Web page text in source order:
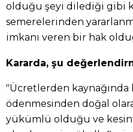
olduğu şeyi dilediği gibi
semerelerinden
imkanı veren bir hak
Kararda, şu
"Ücretlerden
ödenmesinden doğal
yükümlü olduğu ve